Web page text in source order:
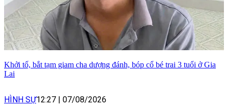
Khởi tố, bắt tạm giam cha dượng đánh, bóp cổ bé trai 3 tuổi ở Gia
Lai
HÌNH SỰ12:27 07/08/2026